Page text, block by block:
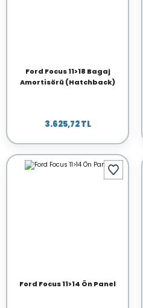
Ford Focus 11>18 Bagaj
Amortisörü (Hatchback)
3.625,72 TL
Ford Focus 11>14 Ön Panel